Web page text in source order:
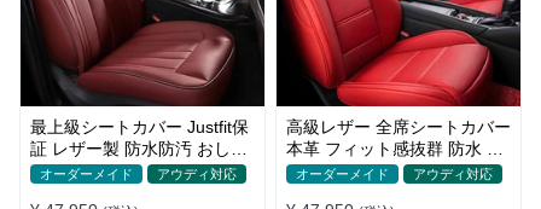
最上級シートカバー Justfit保
証 レザー製 防水防汚 おしゃ
れ オーダーメイド 全席セッ
オーダーメイド アウディ対応
高級レザー 全席シートカバー
本革 フィット感抜群 防水 お
しゃれ 4色 オーダーメイド
オーダーメイド アウディ対応